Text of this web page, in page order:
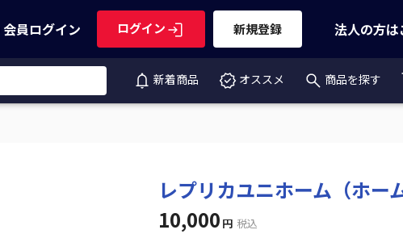
会員ログイン ログイン 新規登録 法人の方は
新着商品 オススメ 商品を探す
レプリカユニホーム（ホー
10,000 円 税込